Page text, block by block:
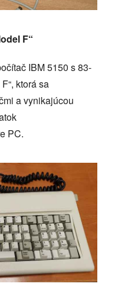
F“
IBM 5150 s 83-
ktorá sa
a vynikajúcou
PC.